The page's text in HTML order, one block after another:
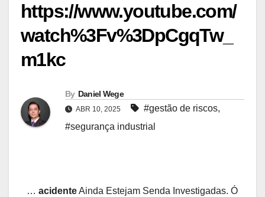
https://www.youtube.com/
watch%3Fv%3DpCgqTw_
m1kc
By Daniel Wege
ABR 10, 2025 #gestão de riscos,
#segurança industrial
… acidenteAinda Estejam Senda Investigadas. Ó